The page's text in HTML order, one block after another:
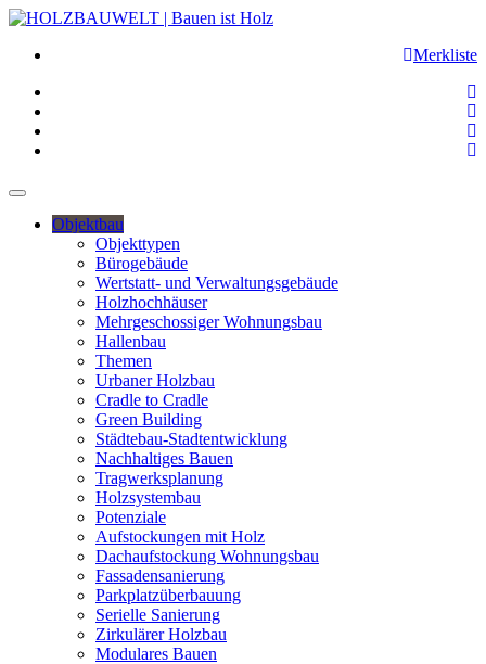
Merkliste
Objektbau
Objekttypen
Bürogebäude
Wertstatt- und Verwaltungsgebäude
Holzhochhäuser
Mehrgeschossiger Wohnungsbau
Hallenbau
Themen
Urbaner Holzbau
Cradle to Cradle
Green Building
Städtebau-Stadtentwicklung
Nachhaltiges Bauen
Tragwerksplanung
Holzsystembau
Potenziale
Aufstockungen mit Holz
Dachaufstockung Wohnungsbau
Fassadensanierung
Parkplatzüberbauung
Serielle Sanierung
Zirkulärer Holzbau
Modulares Bauen